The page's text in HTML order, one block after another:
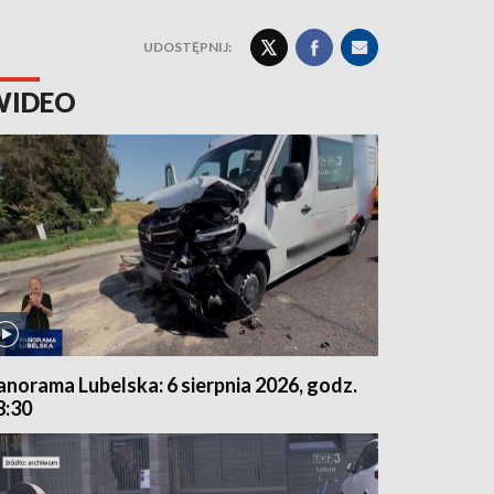
UDOSTĘPNIJ:
Lubelska: 6 sierpnia 2026, godz.